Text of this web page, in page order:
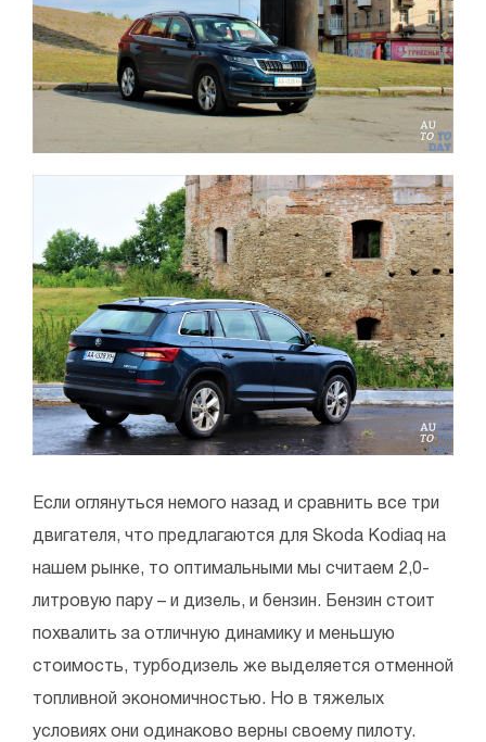
Если оглянуться немого назад и сравнить все три
двигателя, что предлагаются для Skoda Kodiaq на
нашем рынке, то оптимальными мы считаем 2,0-
литровую пару – и дизель, и бензин. Бензин стоит
похвалить за отличную динамику и меньшую
стоимость, турбодизель же выделяется отменной
топливной экономичностью. Но в тяжелых
условиях они одинаково верны своему пилоту.